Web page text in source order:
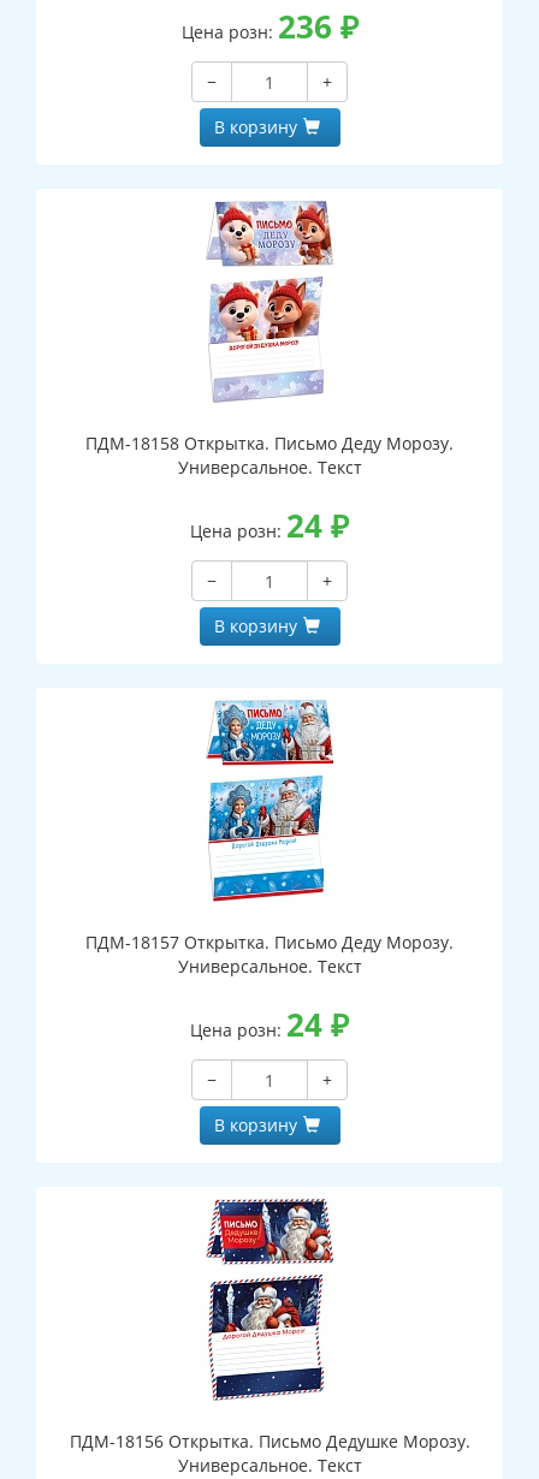
Цена розн: 236 ₽
−
+
В корзину
ПДМ-18158 Открытка. Письмо Деду Морозу.
Универсальное. Текст
Цена розн: 24₽
−
+
В корзину
ПДМ-18157 Открытка. Письмо Деду Морозу.
Универсальное. Текст
Цена розн: 24₽
−
+
В корзину
ПДМ-18156 Открытка. Письмо Дедушке Морозу.
Универсальное. Текст